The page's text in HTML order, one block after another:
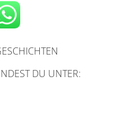
DU UNTER: